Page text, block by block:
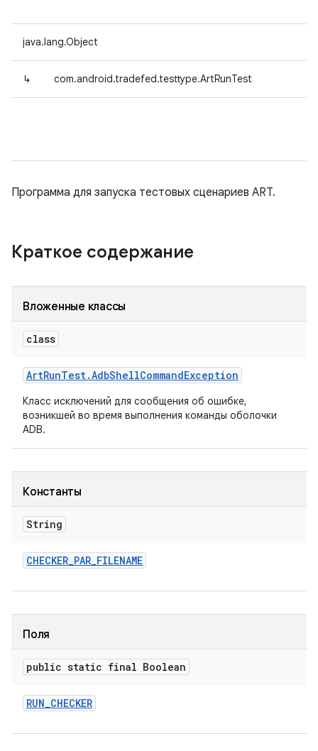
java.lang.Object
↳ com.android.tradefed.testtype.ArtRunTest
Программа для запуска тестовых сценариев ART.
Краткое содержание
Вложенные классы
class
ArtRunTest.AdbShellCommandException
Класс исключений для сообщения об ошибке,
возникшей во время выполнения команды оболочки
ADB.
Константы
String
CHECKER_PAR_FILENAME
Поля
public static final Boolean
RUN_CHECKER